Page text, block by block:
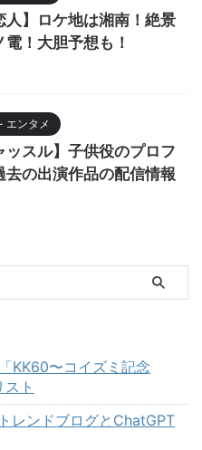
人】ロケ地は湘南！絶景
！大胆予想も！
エンタメ
ッスル】子供役のプロフ
去の出演作品の配信情報
KK60〜コイズミ記念
ト
レンドブログとChatGPT